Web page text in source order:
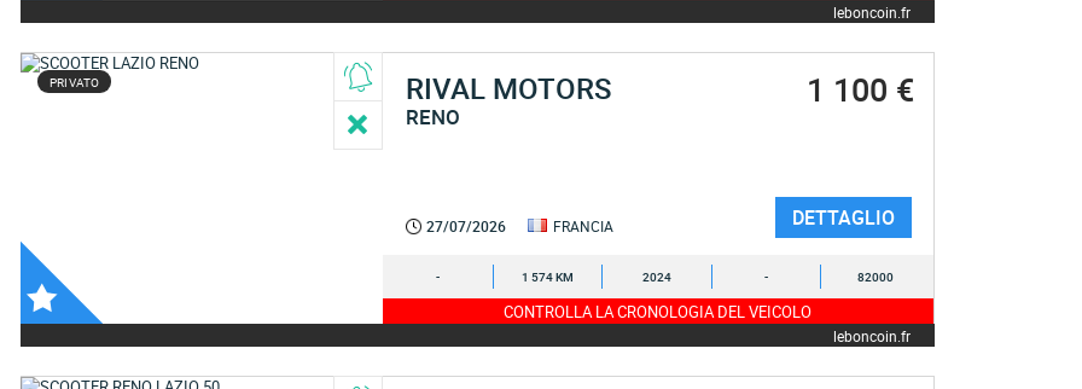
leboncoin.fr
PRIVATO RIVAL MOTORS
RENO
1 100 €
27/07/2026 FRANCIA DETTAGLIO
- 1 574 KM 2024 - 82000
CONTROLLA LA CRONOLOGIA DEL VEICOLO
leboncoin.fr